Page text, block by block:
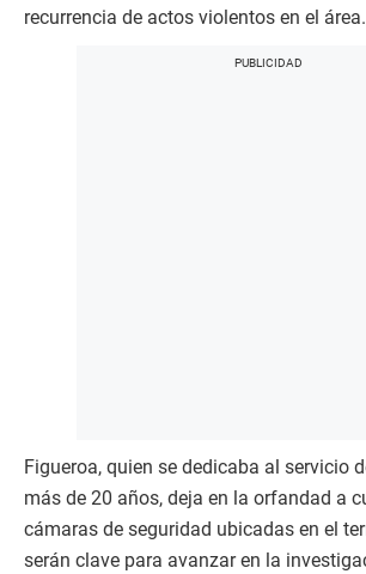
recurrencia de actos violentos en el área.
Figueroa, quien se dedicaba al servicio
más de 20 años, deja en la orfandad a
cámaras de seguridad ubicadas en el
serán clave para avanzar en la